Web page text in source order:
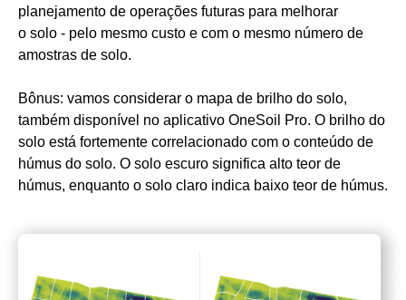
planejamento de operações futuras para melhorar
o solo - pelo mesmo custo e com o mesmo número de
amostras de solo.
Bônus: vamos considerar o mapa de brilho do solo,
também disponível no aplicativo OneSoil Pro. O brilho do
solo está fortemente correlacionado com o conteúdo de
húmus do solo. O solo escuro significa alto teor de
húmus, enquanto o solo claro indica baixo teor de húmus.